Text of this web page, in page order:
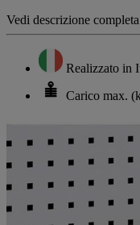
Vedi descrizione completa
Realizzato in
Carico max.